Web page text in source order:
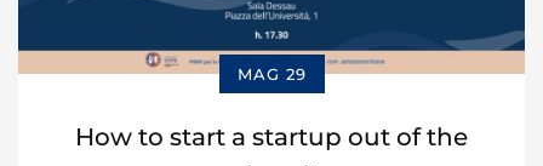
MAG 29
How to start a startup out of the